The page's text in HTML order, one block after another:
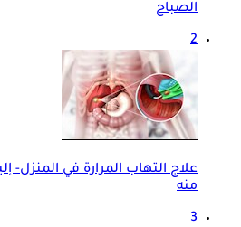
الصباح
2
علاج التهاب المرارة في
منه
3